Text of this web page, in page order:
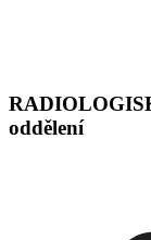
oddělení